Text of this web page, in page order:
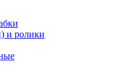
и ролики